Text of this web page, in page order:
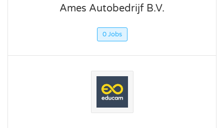
Ames Autobedrijf B.V.
0 Jobs